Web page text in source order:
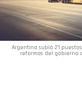
Argentina subió 21
reformas del gobierno